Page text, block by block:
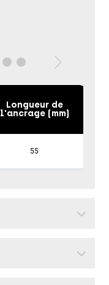
Longueur de
l'ancrage (mm)
55